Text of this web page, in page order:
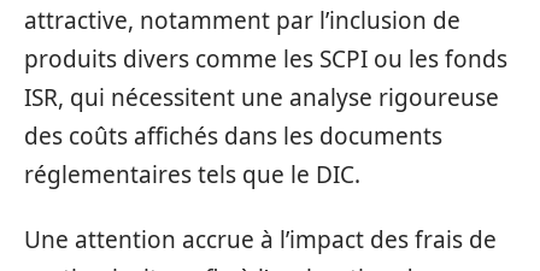
attractive, notamment par l’inclusion de
produits divers comme les SCPI ou les fonds
ISR, qui nécessitent une analyse rigoureuse
des coûts affichés dans les documents
réglementaires tels que le DIC.
Une attention accrue à l’impact des frais de